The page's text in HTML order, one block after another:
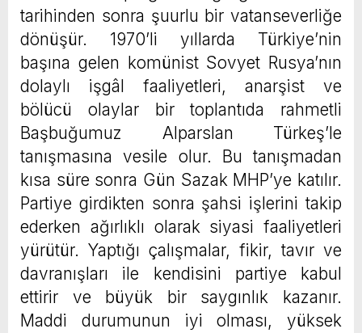
tarihinden sonra şuurlu bir vatanseverliğe
dönüşür. 1970’li yıllarda Türkiye’nin
başına gelen komünist Sovyet Rusya’nın
dolaylı işgâl faaliyetleri, anarşist ve
bölücü olaylar bir toplantıda rahmetli
Başbuğumuz Alparslan Türkeş’le
tanışmasına vesile olur. Bu tanışmadan
kısa süre sonra Gün Sazak MHP’ye katılır.
Partiye girdikten sonra şahsi işlerini takip
ederken ağırlıklı olarak siyasi faaliyetleri
yürütür. Yaptığı çalışmalar, fikir, tavır ve
davranışları ile kendisini partiye kabul
ettirir ve büyük bir saygınlık kazanır.
Maddi durumunun iyi olması, yüksek